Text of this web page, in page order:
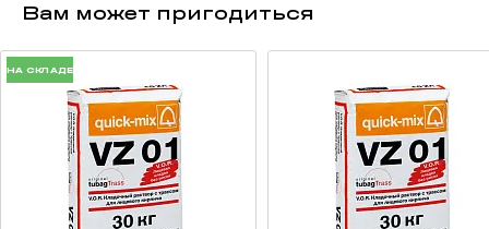
Вам может пригодиться
НА СКЛАДЕ